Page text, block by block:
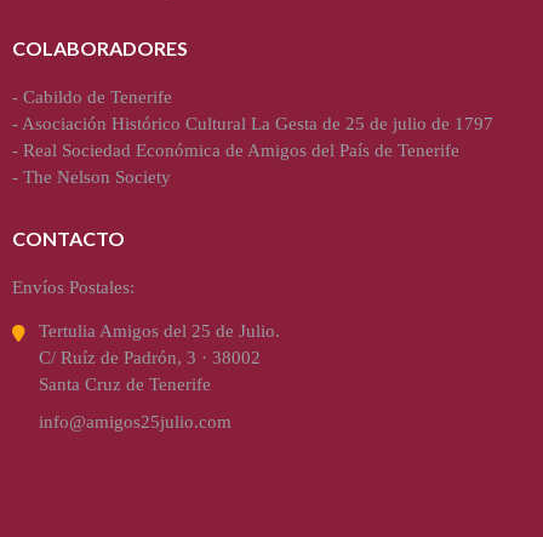
COLABORADORES
- Cabildo de Tenerife
- Asociación Histórico Cultural La Gesta de 25 de julio de 1797
- Real Sociedad Económica de Amigos del País de Tenerife
- The Nelson Society
CONTACTO
Envíos Postales:
Tertulia Amigos del 25 de Julio.
C/ Ruíz de Padrón, 3 · 38002
Santa Cruz de Tenerife
info@amigos25julio.com